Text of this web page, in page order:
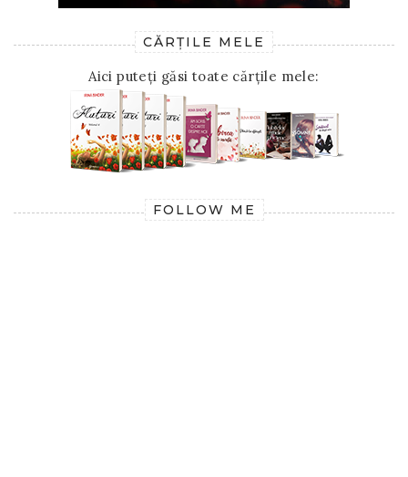
CĂRȚILE MELE
Aici puteți găsi toate cărțile mele:
FOLLOW ME